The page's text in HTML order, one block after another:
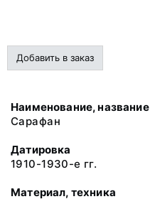
Добавить в заказ
Наименование, название
Сарафан
Датировка
1910-1930-е гг.
Материал, техника